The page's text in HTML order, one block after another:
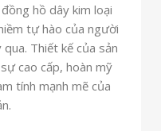
hồ dây kim loại
tự hào của người
Thiết kế của sản
cao cấp, hoàn mỹ
tính mạnh mẽ của